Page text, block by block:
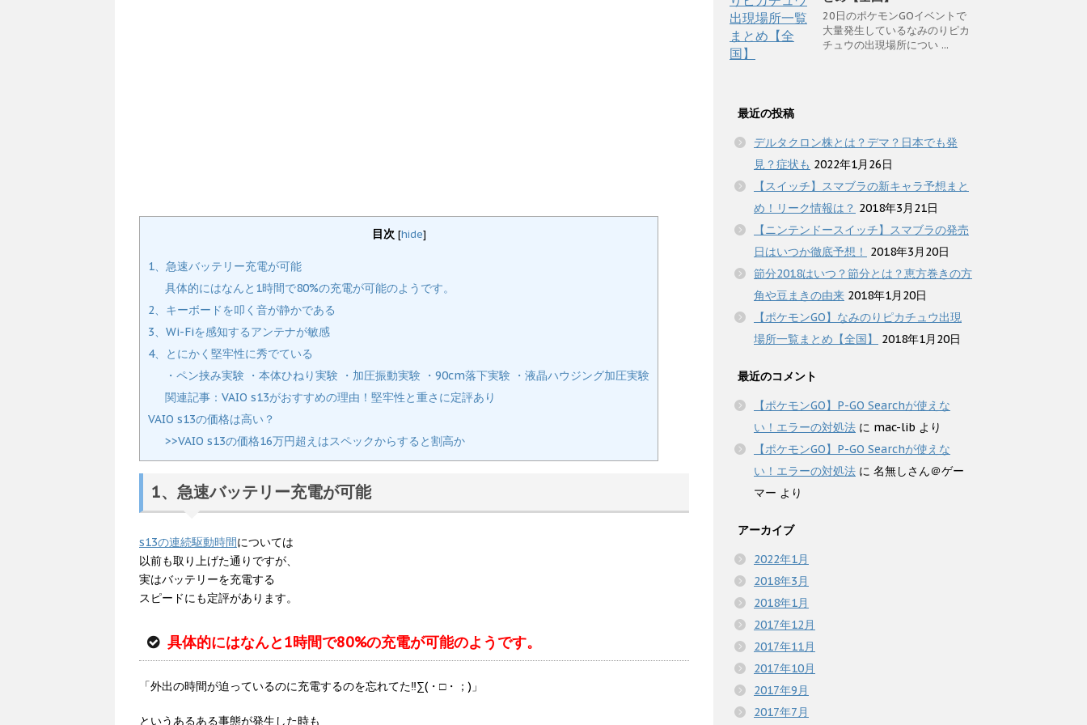
目次 [hide]
1、急速バッテリー充電が可能
具体的にはなんと1時間で80%の充電が可能のようです。
2、キーボードを叩く音が静かである
3、Wi-Fiを感知するアンテナが敏感
4、とにかく堅牢性に秀でている
・ペン挟み実験 ・本体ひねり実験 ・加圧振動実験 ・90cm落下実験 ・液晶ハウジング加圧実験
関連記事：VAIO s13がおすすめの理由！堅牢性と重さに定評あり
VAIO s13の価格は高い？
>>VAIO s13の価格16万円超えはスペックからすると割高か
1、急速バッテリー充電が可能
s13の連続駆動時間については
以前も取り上げた通りですが、
実はバッテリーを充電する
スピードにも定評があります。
具体的にはなんと1時間で80%の充電が可能のようです。
「外出の時間が迫っているのに充電するのを忘れてた‼︎∑(・□・；)」
というあるある事態が発生した時も
20日のポケモンGOイベントで
大量発生しているなみのりピカ
チュウの出現場所につい ...
最近の投稿
デルタクロン株とは？デマ？日本でも発
見？症状も 2022年1月26日
【スイッチ】スマブラの新キャラ予想まと
め！リーク情報は？ 2018年3月21日
【ニンテンドースイッチ】スマブラの発売
日はいつか徹底予想！
2018年3月20日
節分2018はいつ？節分とは？恵方巻きの方
角や豆まきの由来 2018年1月20日
【ポケモンGO】なみのりピカチュウ出現
場所一覧まとめ【全国】
2018年1月20日
最近のコメント
【ポケモンGO】P-GO Searchが使えな
い！エラーの対処法 に mac-lib より
【ポケモンGO】P-GO Searchが使えな
い！エラーの対処法 に 名無しさん＠ゲー
マー より
アーカイブ
2022年1月
2018年3月
2018年1月
2017年12月
2017年11月
2017年10月
2017年9月
2017年7月